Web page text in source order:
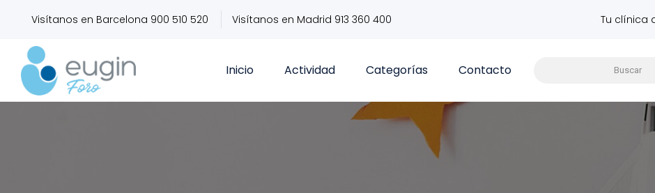
Visítanos en Barcelona 900 510 520 Visítanos en Madrid 913 360 400 Tu clínica
Inicio Actividad Categorías Contacto